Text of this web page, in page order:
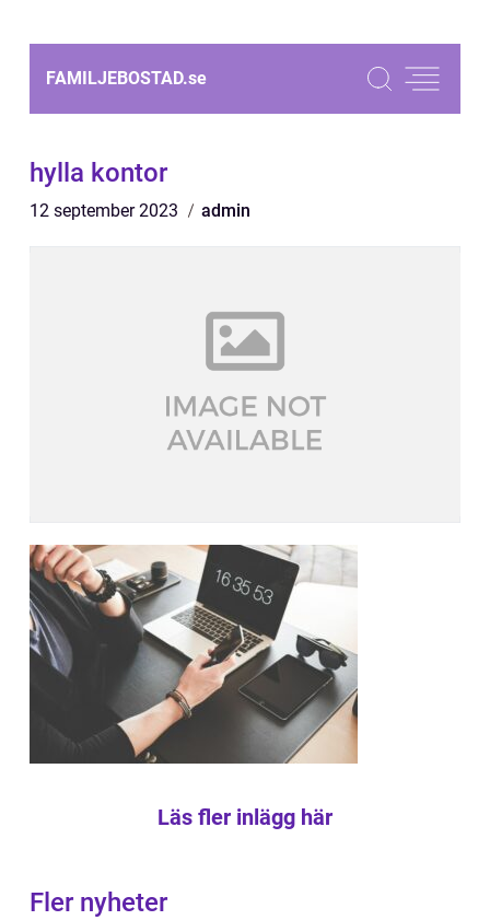
FAMILJEBOSTAD.se
hylla kontor
12 september 2023 admin
Läs fler inlägg här
Fler nyheter